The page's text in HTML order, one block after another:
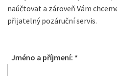
naúčtovat a zároveň Vám
přijatelný pozáruční servis.
Jméno a příjmení: *